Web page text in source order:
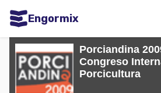
Engormix
Comunidades en español
Agricultura
Balanceados - Piensos
Porciandina
Congreso
Porcicultura